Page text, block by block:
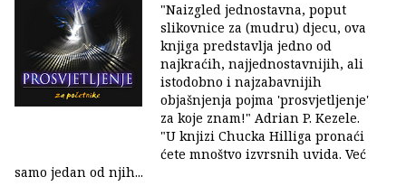
"Naizgled jednostavna, poput
slikovnice za (mudru) djecu, ova
knjiga predstavlja jedno od
najkraćih, najjednostavnijih, ali
istodobno i najzabavnijih
objašnjenja pojma 'prosvjetljenje'
za koje znam!" Adrian P. Kezele.
"U knjizi Chucka Hilliga pronaći
ćete mnoštvo izvrsnih uvida. Već
samo jedan od njih...